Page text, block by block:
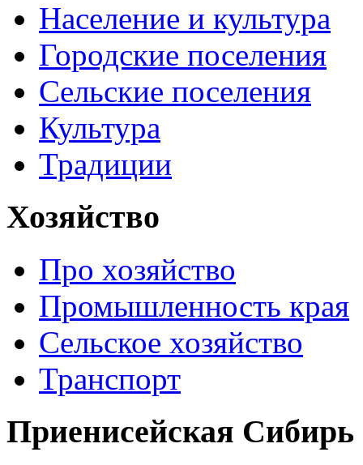
Население и культура
Городские поселения
Сельские поселения
Культура
Традиции
Хозяйство
Про хозяйство
Промышленность края
Сельское хозяйство
Транспорт
Приенисейская Сибирь